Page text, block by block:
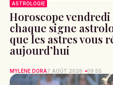
ASTROLOGIE
Horoscope
chaque signe
que les astres vous
aujourd’hui
MYLÈNE DORA7 AOÛT 2026 09:55